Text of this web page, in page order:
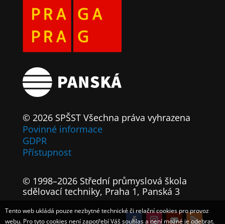
© 2026 SPŠST Všechna práva vyhrazena
Povinné informace
GDPR
Přístupnost
© 1998–2026 Střední průmyslová škola
sdělovací techniky, Praha 1, Panská 3
Tento web ukládá pouze nezbytné technické či relační cookies pro provoz
webu. Pro tyto cookies není zapotřebí Váš souhlas a není možné je odebrat.